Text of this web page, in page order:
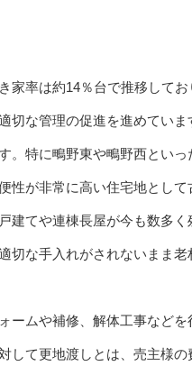
家率は約14％台で推移して
な管理の促進を進めていま
。特に鴫野東や鴫野西とい
性が非常に高い住宅地として
建てや連棟長屋が今も数多
切な手入れがされないまま
ームや補修、解体工事など
して更地渡しとは、売主様